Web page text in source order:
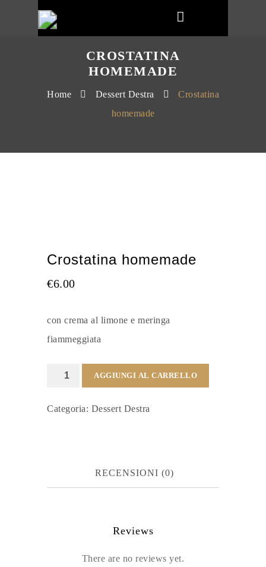
CROSTATINA
HOMEMADE
Home Dessert Destra
Crostatina
homemade
Crostatina homemade
€6.00
con crema al limone e meringa
fiammeggiata
Crostatina
quantità
AGGIUNGI AL CARRELLO
Categoria: Dessert Destra
RECENSIONI (0)
Reviews
There are no reviews yet.